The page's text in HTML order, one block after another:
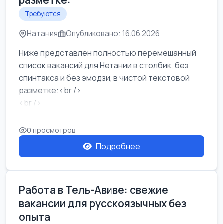
Требуются
Натания Опубликовано: 16.06.2026
Ниже представлен полностью перемешанный
список вакансий для Нетании в столбик, без
спинтакса и без эмодзи, в чистой текстовой
разметке:<br />
<br />
Работа в Нетании на мебельном производстве:
требу...
0 просмотров
Подробнее
Работа в Тель-Авиве: свежие
вакансии для русскоязычных без
опыта